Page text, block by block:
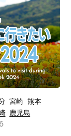
宮崎 熊本
鹿児島